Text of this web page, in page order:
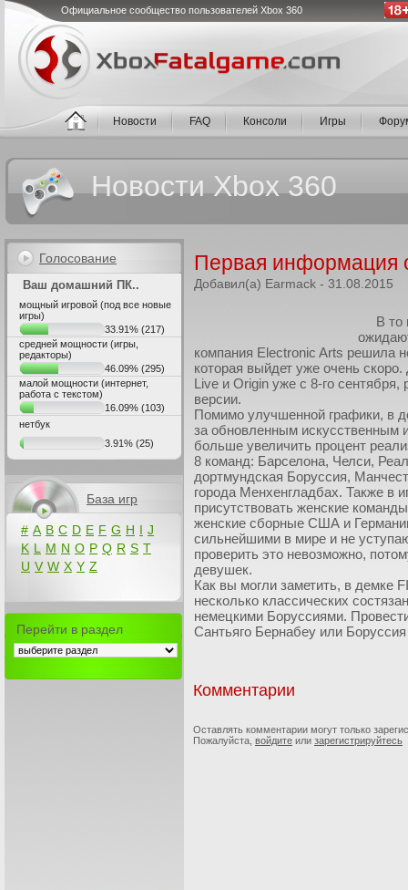
Официальное сообщество пользователей Xbox 360
Новости FAQ Консоли Игры
Новости Xbox 360
Голосование
Ваш домашний ПК..
мощный игровой (под все новые
игры)
33.91% (217)
средней мощности (игры,
редакторы)
46.09% (295)
малой мощности (интернет,
работа с текстом)
16.09% (103)
нетбук
3.91% (25)
База игр
# A B C D E F G H I J
K L M N O P Q R S T
U V W X Y Z
Перейти в раздел
Первая информация
Добавил(а) Earmack - 31.08.2015
В то
компания Electronic Arts решила
которая выйдет уже очень
Live и Origin уже с 8-го
версии.
Помимо улучшенной графики, в
за обновленным искусственным
больше увеличить процент
8 команд: Барселона, Челси,
дортмундская Боруссия,
города Менхенгладбах. Также в
присутствовать женские
женские сборные США и
сильнейшими в мире и не
проверить это невозможно,
девушек.
Как вы могли заметить, в демке
несколько классических
немецкими Боруссиями.
Сантьяго Бернабеу или
Комментарии
Оставлять комментарии могут только
Пожалуйста, войдите или зарегистрируйтесь